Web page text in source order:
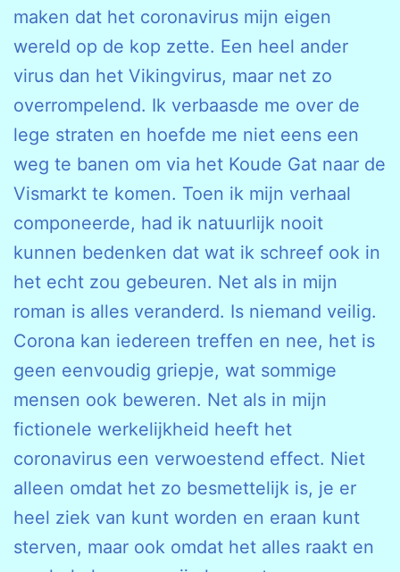
maken dat het coronavirus mijn eigen
wereld op de kop zette. Een heel ander
virus dan het Vikingvirus, maar net zo
overrompelend. Ik verbaasde me over de
lege straten en hoefde me niet eens een
weg te banen om via het Koude Gat naar de
Vismarkt te komen. Toen ik mijn verhaal
componeerde, had ik natuurlijk nooit
kunnen bedenken dat wat ik schreef ook in
het echt zou gebeuren. Net als in mijn
roman is alles veranderd. Is niemand veilig.
Corona kan iedereen treffen en nee, het is
geen eenvoudig griepje, wat sommige
mensen ook beweren. Net als in mijn
fictionele werkelijkheid heeft het
coronavirus een verwoestend effect. Niet
alleen omdat het zo besmettelijk is, je er
heel ziek van kunt worden en eraan kunt
sterven, maar ook omdat het alles raakt en